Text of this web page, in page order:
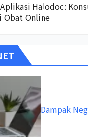
Halodoc:
Obat Online
Dampak